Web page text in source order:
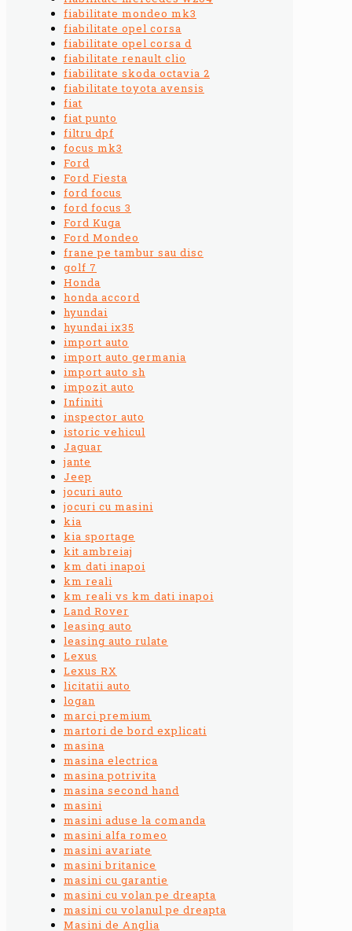
fiabilitate mondeo mk3
fiabilitate opel corsa
fiabilitate opel corsa d
fiabilitate renault clio
fiabilitate skoda octavia 2
fiabilitate toyota avensis
fiat
fiat punto
filtru dpf
focus mk3
Ford
Ford Fiesta
ford focus
ford focus 3
Ford Kuga
Ford Mondeo
frane pe tambur sau disc
golf 7
Honda
honda accord
hyundai
hyundai ix35
import auto
import auto germania
import auto sh
impozit auto
Infiniti
inspector auto
istoric vehicul
Jaguar
jante
Jeep
jocuri auto
jocuri cu masini
kia
kia sportage
kit ambreiaj
km dati inapoi
km reali
km reali vs km dati inapoi
Land Rover
leasing auto
leasing auto rulate
Lexus
Lexus RX
licitatii auto
logan
marci premium
martori de bord explicati
masina
masina electrica
masina potrivita
masina second hand
masini
masini aduse la comanda
masini alfa romeo
masini avariate
masini britanice
masini cu garantie
masini cu volan pe dreapta
masini cu volanul pe dreapta
Masini de Anglia